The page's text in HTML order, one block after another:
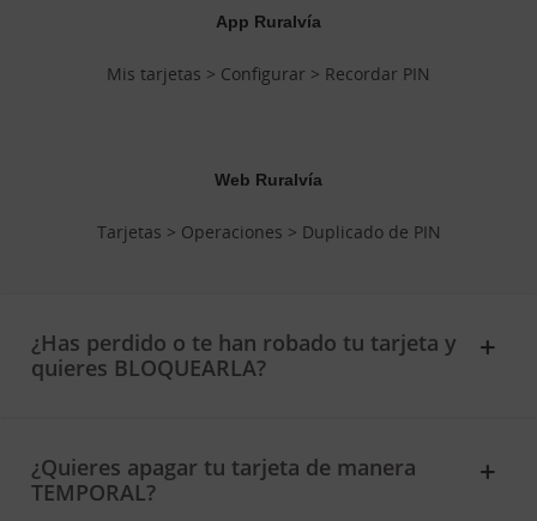
App Ruralvía
Mis tarjetas > Configurar > Recordar PIN
Web Ruralvía
Tarjetas > Operaciones > Duplicado de PIN
¿Has perdido o te han robado tu tarjeta y
quieres BLOQUEARLA?
¿Quieres apagar tu tarjeta de manera
TEMPORAL?